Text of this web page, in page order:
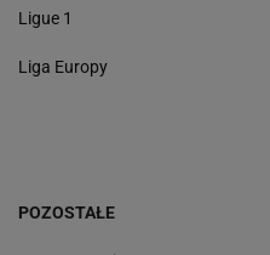
Ligue 1
Liga Europy
POZOSTAŁE